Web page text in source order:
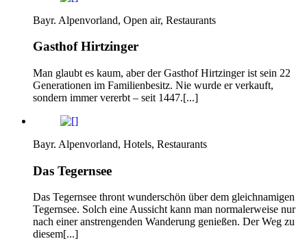
Bayr. Alpenvorland, Open air, Restaurants
Gasthof Hirtzinger
Man glaubt es kaum, aber der Gasthof Hirtzinger ist sein 22
Generationen im Familienbesitz. Nie wurde er verkauft,
sondern immer vererbt – seit 1447.[...]
Bayr. Alpenvorland, Hotels, Restaurants
Das Tegernsee
Das Tegernsee thront wunderschön über dem gleichnamigen
Tegernsee. Solch eine Aussicht kann man normalerweise nur
nach einer anstrengenden Wanderung genießen. Der Weg zu
diesem[...]